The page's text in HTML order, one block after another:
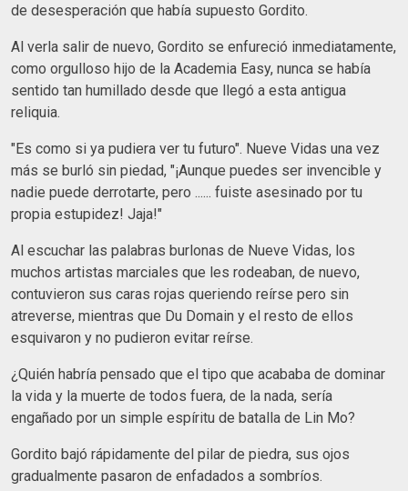
de desesperación que había supuesto Gordito.
Al verla salir de nuevo, Gordito se enfureció inmediatamente,
como orgulloso hijo de la Academia Easy, nunca se había
sentido tan humillado desde que llegó a esta antigua
reliquia.
"Es como si ya pudiera ver tu futuro". Nueve Vidas una vez
más se burló sin piedad, "¡Aunque puedes ser invencible y
nadie puede derrotarte, pero ...... fuiste asesinado por tu
propia estupidez! Jaja!"
Al escuchar las palabras burlonas de Nueve Vidas, los
muchos artistas marciales que les rodeaban, de nuevo,
contuvieron sus caras rojas queriendo reírse pero sin
atreverse, mientras que Du Domain y el resto de ellos
esquivaron y no pudieron evitar reírse.
¿Quién habría pensado que el tipo que acababa de dominar
la vida y la muerte de todos fuera, de la nada, sería
engañado por un simple espíritu de batalla de Lin Mo?
Gordito bajó rápidamente del pilar de piedra, sus ojos
gradualmente pasaron de enfadados a sombríos.